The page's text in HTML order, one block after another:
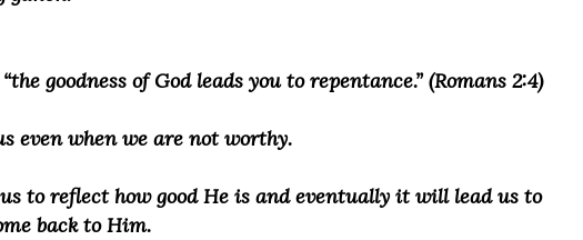
goodness of God leads you to repentance.” (Romans 2:4)
even when we are not worthy.
to reflect how good He is and eventually it will lead us to
back to Him.